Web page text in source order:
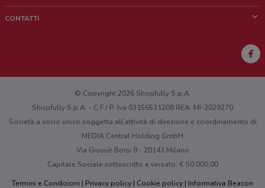
Lavora con noi
Richieste commerciali e marketing
CONTATTI
Hai un malfunzionamento sul web o sull'app?
© Copyright 2026 Shopfully S.p.A.
Shopfully S.p.A. - C.F / P. Iva 03156531208 REA: MI-2029270
Società a socio unico soggetta all’attività di direzione e coordinamento di
MEDIA Central Holding GmbH
Via Giosuè Borsi 9 - 20143 Milano
Capitale Sociale sottoscritto e versato: € 50.000,00
Termini e Condizioni
Privacy policy Cookie policy Informativa Beacon